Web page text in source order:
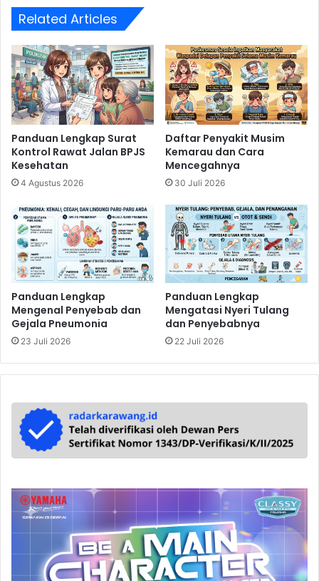
Related Articles
Panduan Lengkap Surat
Kontrol Rawat Jalan BPJS
Kesehatan
4 Agustus 2026
Daftar Penyakit Musim
Kemarau dan Cara
Mencegahnya
30 Juli 2026
Panduan Lengkap
Mengenal Penyebab dan
Gejala Pneumonia
23 Juli 2026
Panduan Lengkap
Mengatasi Nyeri Tulang
dan Penyebabnya
22 Juli 2026